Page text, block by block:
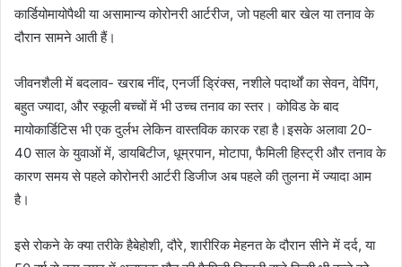
कार्डियोमायोपैथी या असामान्य कोरोनरी आर्टरीज, जो पहली बार खेल या तनाव के
दौरान सामने आती हैं।
जीवनशैली में बदलाव- खराब नींद, एनर्जी ड्रिंक्स, नशीले पदार्थों का सेवन, वेपिंग,
बहुत ज्यादा, और स्कूली बच्चों में भी उच्च तनाव का स्तर। कोविड के बाद
मायोकार्डिटिस भी एक दुर्लभ लेकिन वास्तविक कारक रहा है।इसके अलावा 20-
40 साल के युवाओं में, डायबिटीज, धूम्रपान, मोटापा, फैमिली हिस्ट्री और तनाव के
कारण समय से पहले कोरोनरी आर्टरी डिजीज अब पहले की तुलना में ज्यादा आम
है।
इसे रोकने के क्या तरीके हैबेहोशी, दौरे, शारीरिक मेहनत के दौरान सीने में दर्द, या